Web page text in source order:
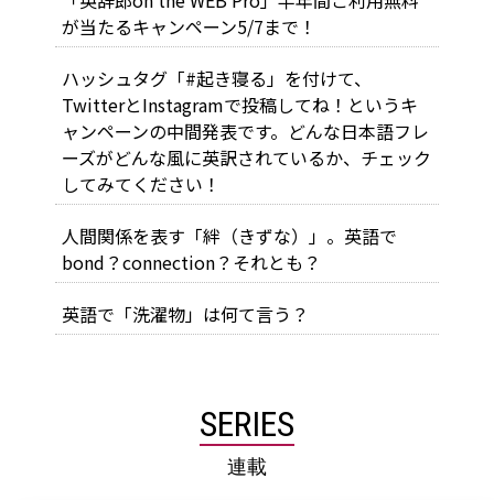
が当たるキャンペーン5/7まで！
ハッシュタグ「#起き寝る」を付けて、
TwitterとInstagramで投稿してね！というキ
ャンペーンの中間発表です。どんな日本語フレ
ーズがどんな風に英訳されているか、チェック
してみてください！
人間関係を表す「絆（きずな）」。英語で
bond？connection？それとも？
英語で「洗濯物」は何て言う？
SERIES
連載